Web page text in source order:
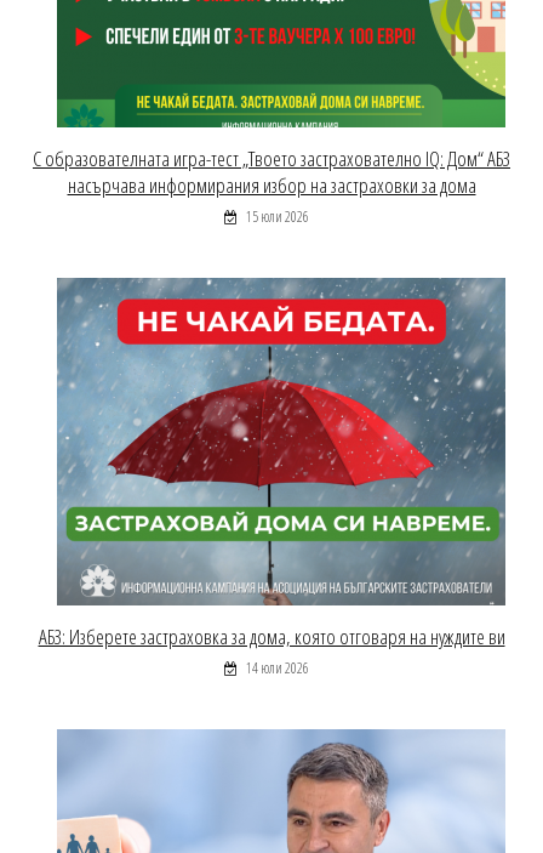
С образователната игра-тест „Твоето застрахователно IQ: Дом“ АБЗ
насърчава информирания избор на застраховки за дома
15 юли 2026
АБЗ: Изберете застраховка за дома, която отговаря на нуждите ви
14 юли 2026